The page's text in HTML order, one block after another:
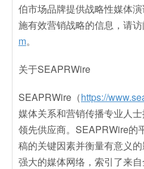
伯市场品牌提供战略性媒体
施有效营销战略的信息，请
m。
关于SEAPRWire
SEAPRWire（https://
媒体关系和营销传播专业人
领先供应商。SEAPRWire的
稿的关键因素并衡量有意义
强大的媒体网络，索引了来自